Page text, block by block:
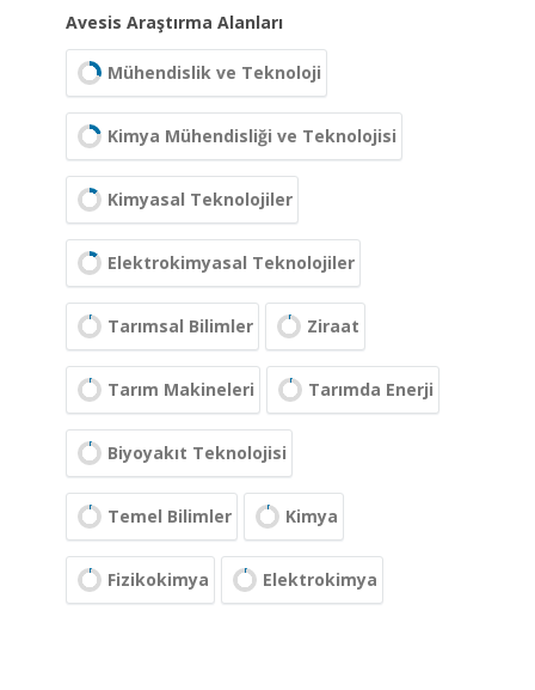
Avesis Araştırma Alanları
Mühendislik ve Teknoloji
Kimya Mühendisliği ve Teknolojisi
Kimyasal Teknolojiler
Elektrokimyasal Teknolojiler
Tarımsal Bilimler Ziraat
Tarım Makineleri Tarımda Enerji
Biyoyakıt Teknolojisi
Temel Bilimler Kimya
Fizikokimya Elektrokimya